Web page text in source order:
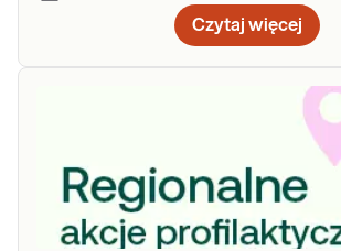
Czytaj więcej